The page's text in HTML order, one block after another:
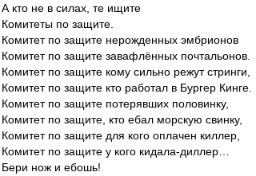
А кто не в силах, те ищите
Комитеты по защите.
Комитет по защите нерожденных эмбрионов
Комитет по защите завафлённых почтальонов.
Комитет по защите кому сильно режут стринги,
Комитет по защите кто работал в Бургер Кинге.
Комитет по защите потерявших половинку,
Комитет по защите, кто ебал морскую свинку,
Комитет по защите для кого оплачен киллер,
Комитет по защите у кого кидала-диллер…
Бери нож и ебошь!